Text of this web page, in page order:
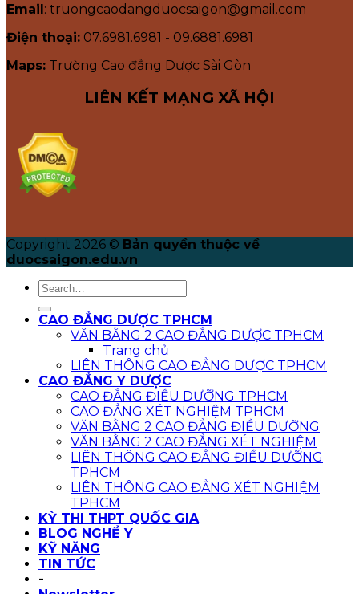
Email: truongcaodangduocsaigon@gmail.com
Điện thoại: 07.6981.6981 - 09.6881.6981
Maps: Trường Cao đẳng Dược Sài Gòn
LIÊN KẾT MẠNG XÃ HỘI
Copyright 2026 © Bản quyền thuộc về
duocsaigon.edu.vn
CAO ĐẲNG DƯỢC TPHCM
VĂN BẰNG 2 CAO ĐẲNG DƯỢC TPHCM
Trang chủ
LIÊN THÔNG CAO ĐẲNG DƯỢC TPHCM
CAO ĐẲNG Y DƯỢC
CAO ĐẲNG ĐIỀU DƯỠNG TPHCM
CAO ĐẲNG XÉT NGHIỆM TPHCM
VĂN BẰNG 2 CAO ĐẲNG ĐIỀU DƯỠNG
VĂN BẰNG 2 CAO ĐẲNG XÉT NGHIỆM
LIÊN THÔNG CAO ĐẲNG ĐIỀU DƯỠNG
TPHCM
LIÊN THÔNG CAO ĐẲNG XÉT NGHIỆM
TPHCM
KỲ THI THPT QUỐC GIA
BLOG NGHỀ Y
KỸ NĂNG
TIN TỨC
-